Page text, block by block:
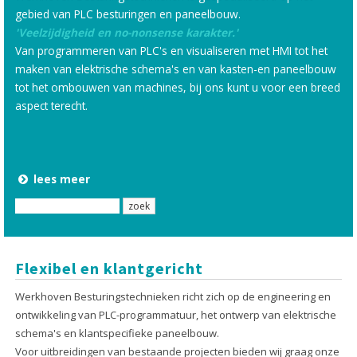
gebied van PLC besturingen en paneelbouw.
'Veelzijdigheid en no-nonsense karakter.'
Van programmeren van PLC's en visualiseren met HMI tot het
maken van elektrische schema's en van kasten-en paneelbouw
tot het ombouwen van machines, bij ons kunt u voor een breed
aspect terecht.
lees meer
Flexibel en klantgericht
Werkhoven Besturingstechnieken richt zich op de engineering en
ontwikkeling van PLC-programmatuur, het ontwerp van elektrische
schema's en klantspecifieke paneelbouw.
Voor uitbreidingen van bestaande projecten bieden wij graag onze